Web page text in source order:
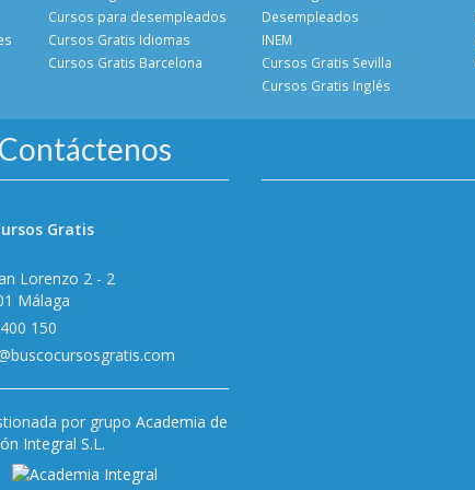
Cursos para desempleados
Cursos Gratis Idiomas
Cursos Gratis Barcelona
Desempleados
INEM
Cursos Gratis Sevilla
Cursos Gratis Inglés
Gratis
Lorenzo 2 - 2
Málaga
150
por grupo Academia de
Integral S.L.